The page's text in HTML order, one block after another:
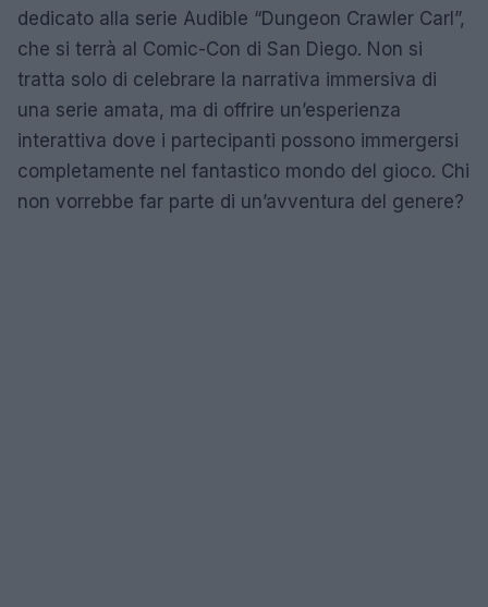
dedicato alla serie Audible “Dungeon Crawler Carl”,
che si terrà al Comic-Con di San Diego. Non si
tratta solo di celebrare la narrativa immersiva di
una serie amata, ma di offrire un’esperienza
interattiva dove i partecipanti possono immergersi
completamente nel fantastico mondo del gioco. Chi
non vorrebbe far parte di un’avventura del genere?